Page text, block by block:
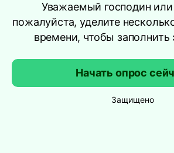
Уважаемый господин
пожалуйста, уделите
времени, чтобы заполнить
Начать опрос
Защищено